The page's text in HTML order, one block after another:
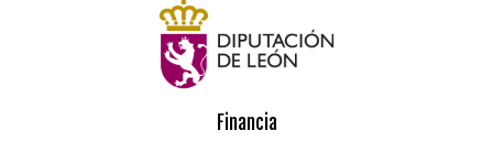
Financia